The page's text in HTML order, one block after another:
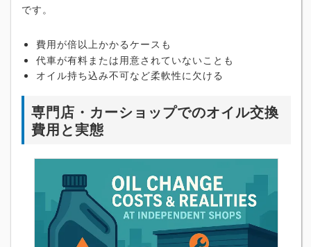
です。
費用が倍以上かかるケースも
代車が有料または用意されていないことも
オイル持ち込み不可など柔軟性に欠ける
専門店・カーショップでのオイル交換
費用と実態